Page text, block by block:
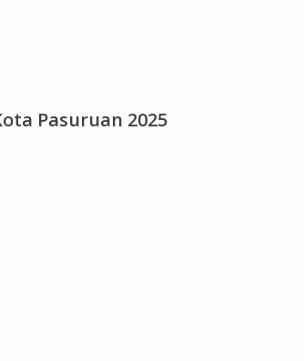
Pasuruan 2025